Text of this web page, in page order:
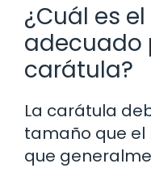
¿Cuál es
adecuado
carátula?
La carátula
tamaño que
que